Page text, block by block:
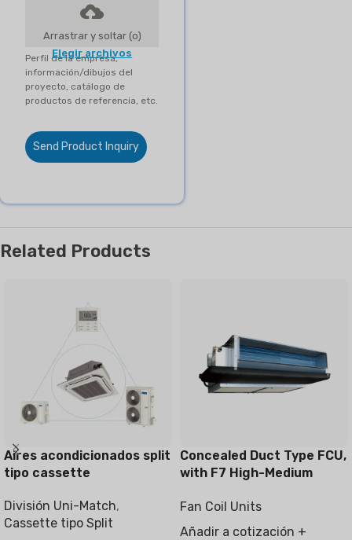
Arrastrar y soltar (o)
Elegir archivos
Perfil de la empresa,
información/dibujos del
proyecto, catálogo de
productos de referencia, etc.
Send Product Inquiry
Related Products
Aires acondicionados split
tipo cassette
División Uni-Match,
Cassette tipo Split
Concealed Duct Type FCU,
with F7 High-Medium
Fan Coil Units
Añadir a cotización +